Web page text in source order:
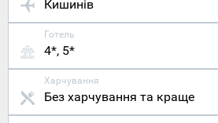
Кишинів
Готель
4*, 5*
Харчування
Без харчування та краще